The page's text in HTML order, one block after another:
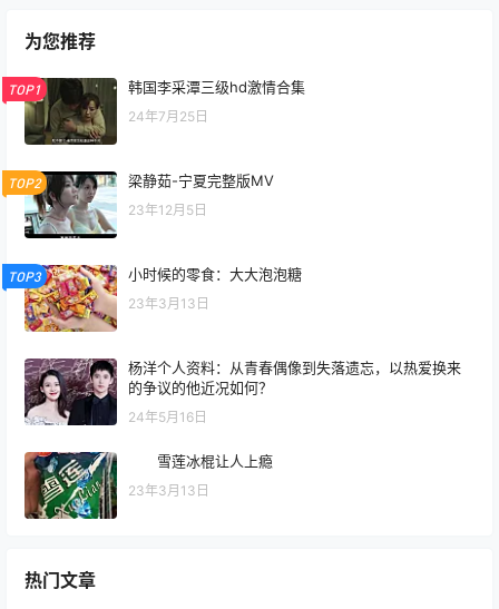
为您推荐
TOP1 韩国李采潭三级hd激情合集
24年7月25日
TOP2 梁静茹-宁夏完整版MV
23年12月5日
TOP3 小时候的零食：大大泡泡糖
23年3月13日
杨洋个人资料：从青春偶像到失落遗忘，以热爱换来
的争议的他近况如何？
24年5月16日
雪莲冰棍让人上瘾
23年3月13日
热门文章